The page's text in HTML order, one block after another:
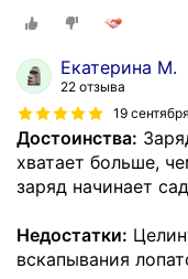
Екатерина М.
22 отзыва
19
Достоинства:
хватает больше,
заряд начинает
Недостатки:
вскапывания